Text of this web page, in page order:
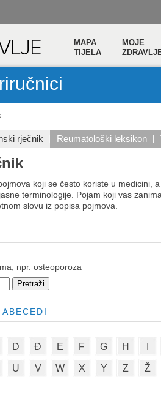
MAPA
TIJELA
MOJE
rječnik Reumatološki leksikon
koji se često koriste u medicini,
terminologije. Pojam koji vas
slovu iz popisa pojmova.
npr. osteoporoza
D Đ E F G H
U V W X Y Z Ž